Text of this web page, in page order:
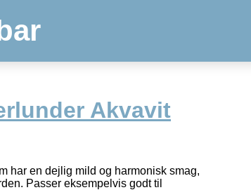
Akvavit
har en dejlig mild og harmonisk smag,
Passer eksempelvis godt til